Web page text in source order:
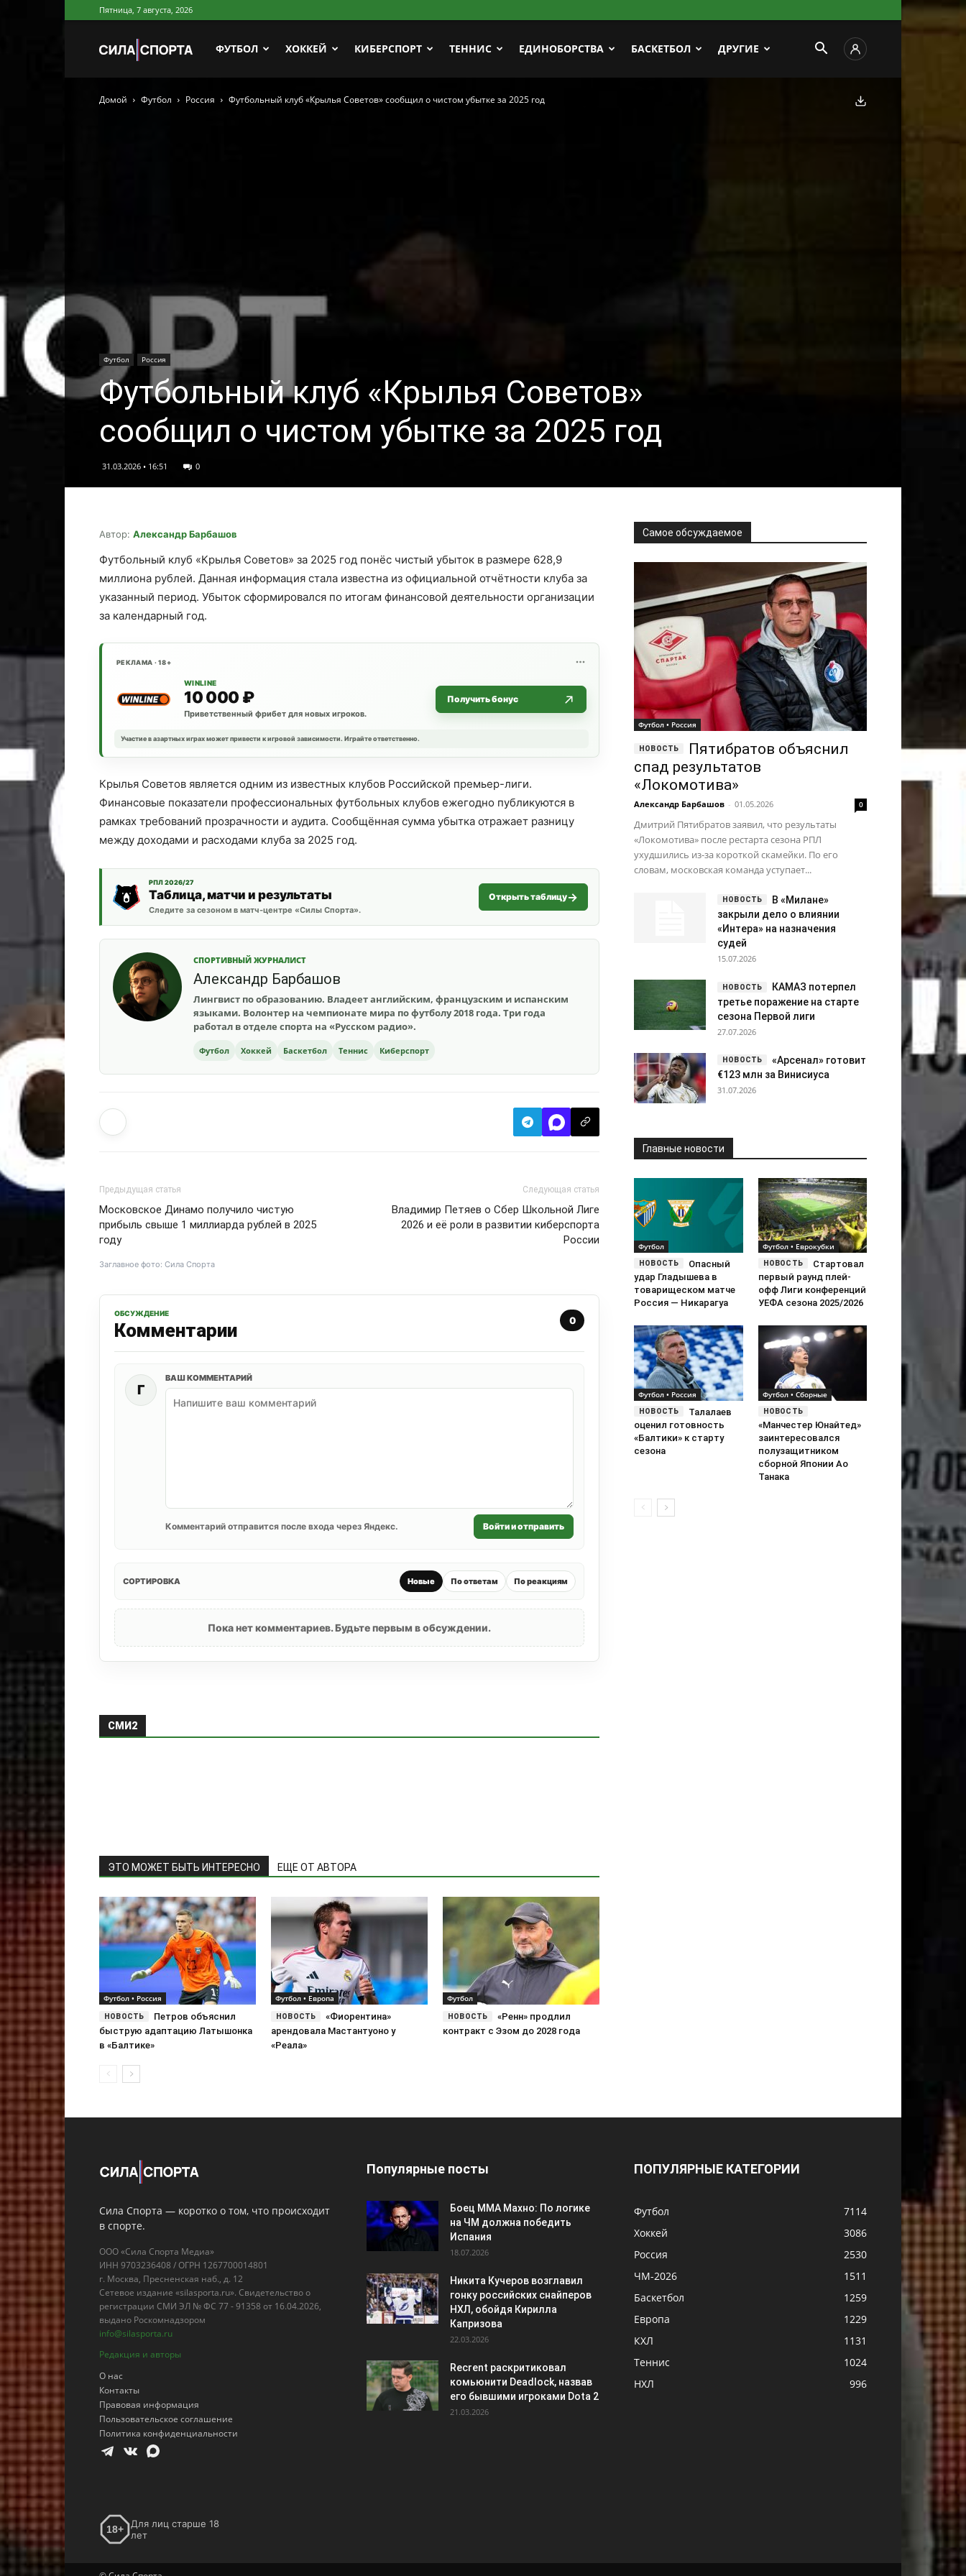
Пятница, 7 августа, 2026
Сила
Спорта
ФУТБОЛ ХОККЕЙ КИБЕРСПОРТ ТЕННИС ЕДИНОБОРСТВА БАСКЕТБОЛ ДРУГИЕ
Домой Футбол Россия Футбольный клуб «Крылья Советов» сообщил о чистом убытке за 2025 год
Футбол Россия
Футбольный клуб «Крылья Советов»
сообщил о чистом убытке за 2025 год
31.03.2026 • 16:51 0
Скачать фото
Автор: Александр Барбашов
Футбольный клуб «Крылья Советов» за 2025 год понёс чистый убыток в размере 628,9
миллиона рублей. Данная информация стала известна из официальной отчётности клуба за
указанный период. Убыток сформировался по итогам финансовой деятельности организации
за календарный год.
РЕКЛАМА · 18+
WINLINE
10 000 ₽
Приветственный фрибет для новых игроков.
Получить бонус
Участие в азартных играх может привести к игровой зависимости. Играйте ответственно.
Крылья Советов является одним из известных клубов Российской премьер-лиги.
Финансовые показатели профессиональных футбольных клубов ежегодно публикуются в
рамках требований прозрачности и аудита. Сообщённая сумма убытка отражает разницу
между доходами и расходами клуба за 2025 год.
РПЛ 2026/27
Таблица, матчи и результаты
Следите за сезоном в матч-центре «Силы Спорта».
Открыть таблицу
СПОРТИВНЫЙ ЖУРНАЛИСТ
Александр Барбашов
Лингвист по образованию. Владеет английским, французским и испанским
языками. Волонтер на чемпионате мира по футболу 2018 года. Три года
работал в отделе спорта на «Русском радио».
Футбол Хоккей Баскетбол Теннис Киберспорт
Предыдущая статья
Московское Динамо получило чистую
прибыль свыше 1 миллиарда рублей в 2025
году
Следующая статья
Владимир Петяев о Сбер Школьной Лиге
2026 и её роли в развитии киберспорта
России
Заглавное фото: Сила Спорта
ОБСУЖДЕНИЕ
Комментарии 0
Г
ВАШ КОММЕНТАРИЙ
Комментарий отправится после входа через Яндекс. Войти и отправить
СОРТИРОВКА Новые По ответам По реакциям
Пока нет комментариев. Будьте первым в обсуждении.
СМИ2
ЭТО МОЖЕТ БЫТЬ ИНТЕРЕСНО ЕЩЕ ОТ АВТОРА
Футбол • Россия
Петров объяснил
быструю адаптацию Латышонка
в «Балтике»
Футбол • Европа
«Фиорентина»
арендовала Мастантуоно у
«Реала»
Футбол
«Ренн» продлил
контракт с Эзом до 2028 года
Самое обсуждаемое
Футбол • Россия
Пятибратов объяснил
спад результатов
«Локомотива»
Александр Барбашов - 01.05.2026 0
Дмитрий Пятибратов заявил, что результаты
«Локомотива» после рестарта сезона РПЛ
ухудшились из-за короткой скамейки. По его
словам, московская команда уступает...
В «Милане»
закрыли дело о влиянии
«Интера» на назначения
судей
15.07.2026
КАМАЗ потерпел
третье поражение на старте
сезона Первой лиги
27.07.2026
«Арсенал» готовит
€123 млн за Винисиуса
31.07.2026
Главные новости
Футбол
Опасный
удар Гладышева в
товарищеском матче
Россия — Никарагуа
Футбол • Еврокубки
Стартовал
первый раунд плей-
офф Лиги конференций
УЕФА сезона 2025/2026
Футбол • Россия
Талалаев
оценил готовность
«Балтики» к старту
сезона
Футбол • Сборные
«Манчестер Юнайтед»
заинтересовался
полузащитником
сборной Японии Ао
Танака
Сила Спорта — коротко о том, что происходит
в спорте.
ООО «Сила Спорта Медиа»
ИНН 9703236408 / ОГРН 1267700014801
г. Москва, Пресненская наб., д. 12
Сетевое издание «silasporta.ru». Свидетельство о
регистрации СМИ ЭЛ № ФС 77 - 91358 от 16.04.2026,
выдано Роскомнадзором
info@silasporta.ru
Редакция и авторы
О нас
Контакты
Правовая информация
Пользовательское соглашение
Политика конфиденциальности
18+
Для лиц старше 18
лет
Популярные посты
Боец ММА Махно: По логике
на ЧМ должна победить
Испания
18.07.2026
Никита Кучеров возглавил
гонку российских снайперов
НХЛ, обойдя Кирилла
Капризова
22.03.2026
Recrent раскритиковал
комьюнити Deadlock, назвав
его бывшими игроками Dota 2
21.03.2026
ПОПУЛЯРНЫЕ КАТЕГОРИИ
Футбол
7114
Хоккей
3086
Россия
2530
ЧМ-2026
1511
Баскетбол
1259
Европа
1229
КХЛ
1131
Теннис
1024
НХЛ
996